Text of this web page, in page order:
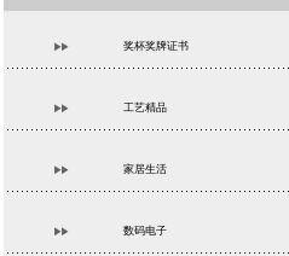
奖杯奖牌证书
工艺精品
家居生活
数码电子